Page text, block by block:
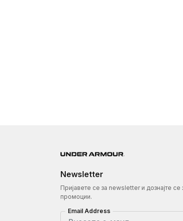
Newsletter
Пријавете се за newsletter и дознајте
промоции.
Email Address